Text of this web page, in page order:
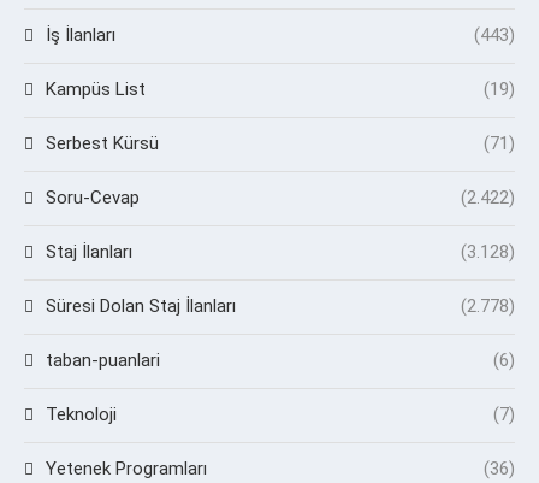
İş İlanları (443)
Kampüs List (19)
Serbest Kürsü (71)
Soru-Cevap (2.422)
Staj İlanları (3.128)
Süresi Dolan Staj İlanları (2.778)
taban-puanlari (6)
Teknoloji (7)
Yetenek Programları (36)